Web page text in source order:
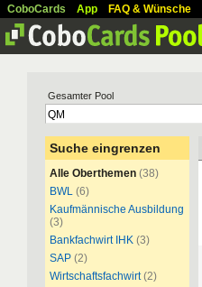
CoboCards App FAQ & Wünsche
Gesamter Pool
Suche eingrenzen
Alle Oberthemen (38)
BWL (6)
Kaufmännische Ausbildung
(3)
Bankfachwirt IHK (3)
SAP (2)
Wirtschaftsfachwirt (2)